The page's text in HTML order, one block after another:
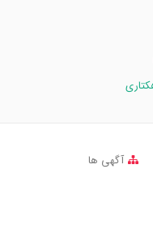
آگهی ها